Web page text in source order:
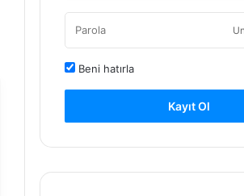
Beni hatırla
Kayıt Ol